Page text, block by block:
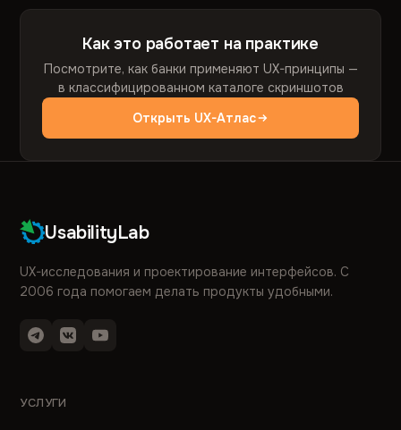
Как это работает на практике
Посмотрите, как банки применяют UX-принципы —
в классифицированном каталоге скриншотов
Открыть UX-Атлас
UsabilityLab
UX-исследования и проектирование интерфейсов. С
2006 года помогаем делать продукты удобными.
УСЛУГИ